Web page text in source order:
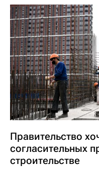
Правительство
согласительных
строительстве